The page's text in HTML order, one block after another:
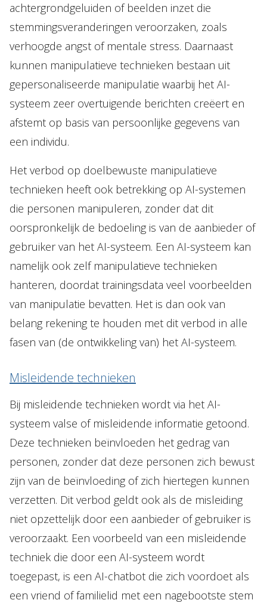
achtergrondgeluiden of beelden inzet die
stemmingsveranderingen veroorzaken, zoals
verhoogde angst of mentale stress. Daarnaast
kunnen manipulatieve technieken bestaan uit
gepersonaliseerde manipulatie waarbij het AI-
systeem zeer overtuigende berichten creëert en
afstemt op basis van persoonlijke gegevens van
een individu.
Het verbod op doelbewuste manipulatieve
technieken heeft ook betrekking op AI-systemen
die personen manipuleren, zonder dat dit
oorspronkelijk de bedoeling is van de aanbieder of
gebruiker van het AI-systeem. Een AI-systeem kan
namelijk ook zelf manipulatieve technieken
hanteren, doordat trainingsdata veel voorbeelden
van manipulatie bevatten. Het is dan ook van
belang rekening te houden met dit verbod in alle
fasen van (de ontwikkeling van) het AI-systeem.
Misleidende technieken
Bij misleidende technieken wordt via het AI-
systeem valse of misleidende informatie getoond.
Deze technieken beïnvloeden het gedrag van
personen, zonder dat deze personen zich bewust
zijn van de beïnvloeding of zich hiertegen kunnen
verzetten. Dit verbod geldt ook als de misleiding
niet opzettelijk door een aanbieder of gebruiker is
veroorzaakt. Een voorbeeld van een misleidende
techniek die door een AI-systeem wordt
toegepast, is een AI-chatbot die zich voordoet als
een vriend of familielid met een nagebootste stem